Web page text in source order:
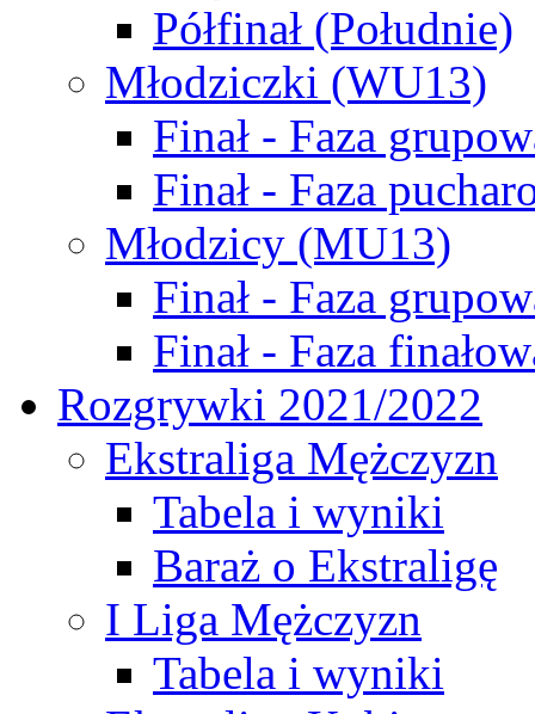
Półfinał (Południe)
Młodziczki (WU13)
Finał - Faza
Finał - Faza
Młodzicy (MU13)
Finał - Faza
Finał - Faza
Rozgrywki 2021/2022
Ekstraliga Mężczyzn
Tabela i wyniki
Baraż o Ekstraligę
I Liga Mężczyzn
Tabela i wyniki